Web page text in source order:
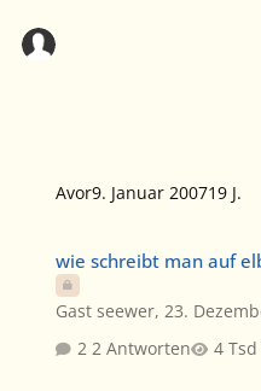
Avor9. Januar 200719 J.
wie schreibt man auf
Gast seewer, 23.
2 Antworten